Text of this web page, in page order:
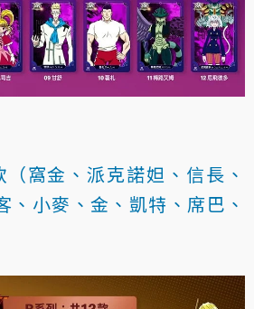
窩金、派克諾妲、信長、
、小麥、金、凱特、席巴、